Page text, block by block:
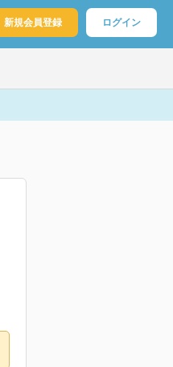
新規会員登録 ログイン